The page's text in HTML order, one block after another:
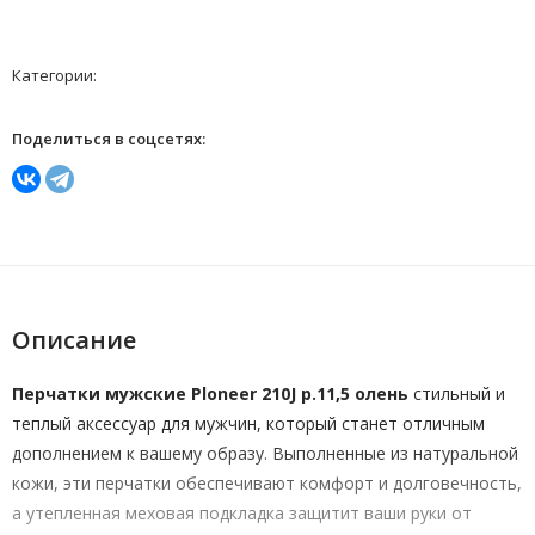
Категории:
Поделиться в соцсетях:
Описание
Перчатки мужские Ploneer 210J р.11,5 олень стильный и
теплый аксессуар для мужчин, который станет отличным
дополнением к вашему образу. Выполненные из натуральной
кожи, эти перчатки обеспечивают комфорт и долговечность,
а утепленная меховая подкладка защитит ваши руки от